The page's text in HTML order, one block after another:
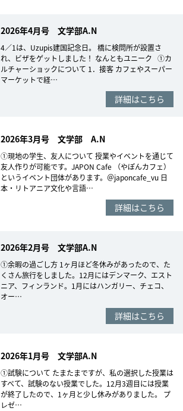
2026年4月号 文学部A.N
4／1は、Uzupis建国記念日。 橋に検問所が設置さ
れ、ビザをゲットしました！ なんともユニーク ①カ
ルチャーショックについて 1．接客 カフェやスーパー
マーケットで経…
詳細はこちら
2026年3月号 文学部 A.N
①現地の学生、友人について 授業やイベントを通じて
友人作りが可能です。JAPON Cafe （やぽんカフェ）
というイベント団体があります。＠japoncafe_vu 日
本・リトアニア文化や言語…
詳細はこちら
2026年2月号 文学部A.N
①余暇の過ごし方 1ヶ月ほど冬休みがあったので、た
くさん旅行をしました。12月にはデンマーク、エスト
ニア、フィンランド。1月にはハンガリー、チェコ、
オー…
詳細はこちら
2026年1月号 文学部A.N
①試験について たまたまですが、私の選択した授業は
すべて、試験のない授業でした。12月3週目には授業
が終了したので、1ヶ月と少し休みがありました。 プ
レゼ…